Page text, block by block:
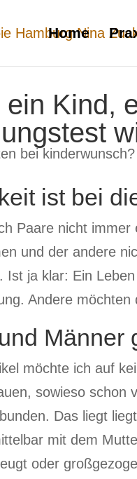
Home
ein Kind,
ist bei
Paare nicht
und der andere
Ist ja klar: Ein
Andere
Männer
möchte ich auf
sowieso schon
Das liegt
mit dem
oder